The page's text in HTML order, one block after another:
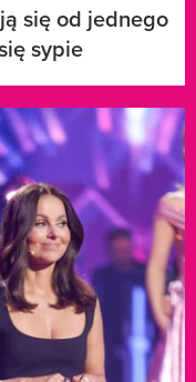
się od jednego
sypie